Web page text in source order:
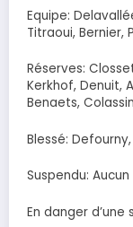
Equipe:
Titraoui, Bernier,
Réserves:
Kerkhof, Denuit,
Benaets,
Blessé:
Suspendu: Aucun
En danger d’une